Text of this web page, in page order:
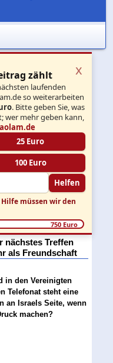
zählt
laufenden
so weiterarbeiten
. Bitte geben Sie, was
wer mehr geben kann,
25 Euro
100 Euro
Helfen
x
müssen wir den
750 Euro
nächstes Treffen
als Freundschaft
in den Vereinigten
Telefonat steht eine
an Israels Seite, wenn
machen?